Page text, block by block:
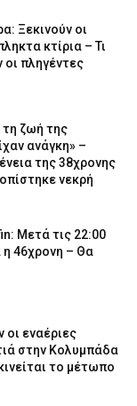
Ξεκινούν οι
κτίρια – Τι
οι πληγέντες
ζωή της
ανάγκη» –
της 38χρονης
νεκρή
Μετά τις 22:00
η 46χρονη – Θα
οι εναέριες
στην Κολυμπάδα
το μέτωπο